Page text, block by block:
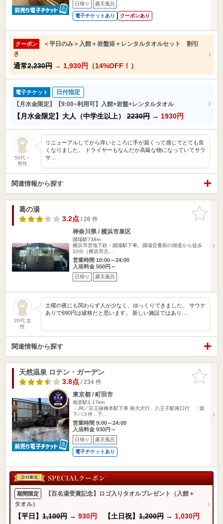
日帰り 露天風呂
電子チケットあり クーポンあり
クーポン
＜平日のみ＞入館＋岩盤浴＋レンタルタオルセット 割引
き
通常2,230円 → 1,930円（14%OFF！）
電子チケット
日付指定
【月水金限定】【9:00~利用可】入館+岩盤+レンタルタオル
【月水金限定】大人（中学生以上） 2230円 → 1930円
50代～
男性
リニューアルしてから痒いところに手が届くって感じでとても良
くなりました。 ドライヤーもなんだか高級な物になっていてサラ
サ…
関連情報から探す
お気に入
りに追加
葛の湯
3.2点/ 26 件
神奈川県 / 横浜市泉区
踊場駅738m
横浜市営地下鉄・踊場駅下車。踊場交番前の側道から徒歩
10分（横浜市北…
営業時間 10:00～24:00
入浴料金 550円～
日帰り 露天風呂
20代 女
性
土曜の夜にも関わらず人が少なく、ゆっくりできました。 サウナ
ありで690円は破格だと思います。 新しい施設ではあり…
関連情報から探す
お気に入
りに追加
天然温泉 ロテン・ガーデン
3.8点/ 234 件
東京都 / 町田市
相原駅1.17km
・JR／京王線橋本駅下車 南大沢行、八王子駅南口行 「坂
下バス停」下…
営業時間 9:00～24:00
入浴料金 930円～
日帰り 露天風呂
電子チケットあり
期間限定
【百名湯受賞記念】ロゴ入りタオルプレゼント（入館＋
タオル）
【平日】 1,100円 → 930円 【土日祝】 1,200円 → 1,030円